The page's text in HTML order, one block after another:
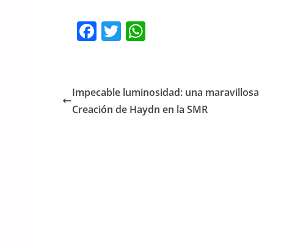
F
e
b
T
er s
A
Impecable luminosidad: una maravillosa
Creación de Haydn en la SMR